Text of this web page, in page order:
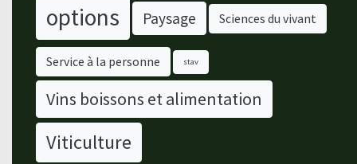
options
Paysage Sciences du vivant
Service à la personne stav
Vins boissons et alimentation
Viticulture